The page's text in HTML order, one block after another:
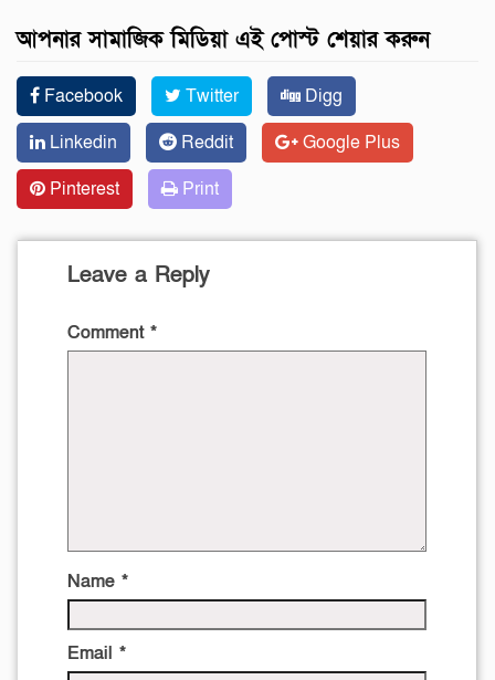
আপনার সামাজিক মিডিয়া এই পোস্ট শেয়ার করুন
Facebook Twitter
Digg
Linkedin
Reddit
Google Plus
Pinterest
Print
Leave a Reply
Comment *
Name *
Email *